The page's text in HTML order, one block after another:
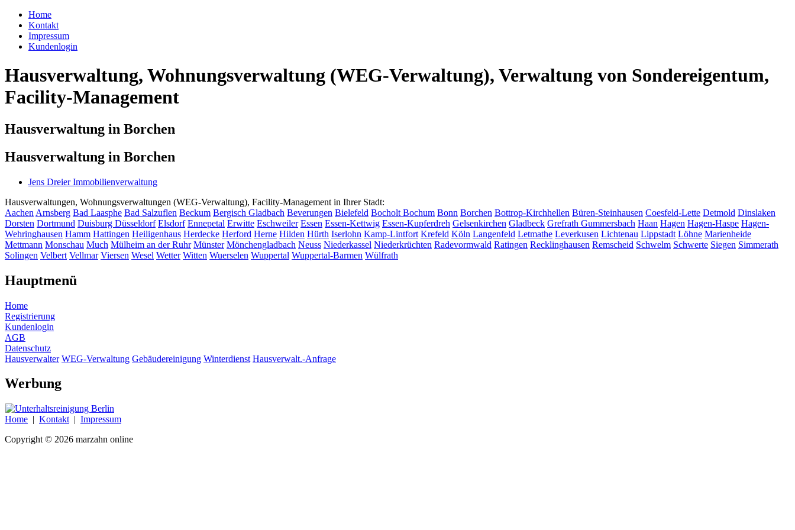
Home
Kontakt
Impressum
Kundenlogin
Hausverwaltung, Wohnungsverwaltung (WEG-Verwaltung), Verwaltung von Sondereigentum,
Facility-Management
Hausverwaltung in Borchen
Hausverwaltung in Borchen
Jens Dreier Immobilienverwaltung
Hausverwaltungen, Wohnungsverwaltungen (WEG-Verwaltung), Facility-Management in Ihrer Stadt:
Aachen Arnsberg Bad Laasphe Bad Salzuflen Beckum Bergisch Gladbach Beverungen Bielefeld Bocholt Bochum Bonn Borchen Bottrop-Kirchhellen Büren-Steinhausen Coesfeld-Lette Detmold Dinslaken
Dorsten Dortmund Duisburg Düsseldorf Elsdorf Ennepetal Erwitte Eschweiler Essen Essen-Kettwig Essen-Kupferdreh Gelsenkirchen Gladbeck Grefrath Gummersbach Haan Hagen Hagen-Haspe Hagen-
Wehringhausen Hamm Hattingen Heiligenhaus Herdecke Herford Herne Hilden Hürth Iserlohn Kamp-Lintfort Krefeld Köln Langenfeld Letmathe Leverkusen Lichtenau Lippstadt Löhne Marienheide
Mettmann Monschau Much Mülheim an der Ruhr Münster Mönchengladbach Neuss Niederkassel Niederkrüchten Radevormwald Ratingen Recklinghausen Remscheid Schwelm Schwerte Siegen Simmerath
Solingen Velbert Vellmar Viersen Wesel Wetter Witten Wuerselen Wuppertal Wuppertal-Barmen Wülfrath
Hauptmenü
Home
Registrierung
Kundenlogin
AGB
Datenschutz
Hausverwalter WEG-Verwaltung Gebäudereinigung Winterdienst Hausverwalt.-Anfrage
Werbung
Home | Kontakt | Impressum
Copyright © 2026 marzahn online